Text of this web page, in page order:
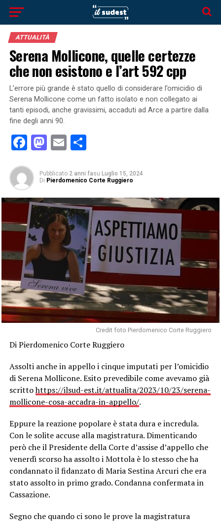
ATTUALITÀ
Serena Mollicone, quelle certezze
che non esistono e l’art 592 cpp
L’errore più grande è stato quello di considerare l’omicidio di
Serena Mollicone come un fatto isolato e non collegato ai
tanti episodi, anche gravissimi, accaduti ad Arce a partire dalla
fine degli anni 90.
Facebook
Mastodon
EmailCondividi
Pubblicato 2 anni fasu Luglio 15, 2024
Di Pierdomenico Corte Ruggiero
Credit foto Pierdomenico Corte Ruggiero
Di Pierdomenico Corte Ruggiero
Assolti anche in appello i cinque imputati per l’omicidio
di Serena Mollicone. Esito prevedibile come avevamo già
scrittohttps://ilsud-est.it/attualita/2023/10/23/serena-
mollicone-cosa-accadra-in-appello/.
Eppure la reazione popolare è stata dura e incredula.
Con le solite accuse alla magistratura. Dimenticando
però che il Presidente della Corte d’assise d’appello che
venerdì scorso ha assolto i Mottola è lo stesso che ha
condannato il fidanzato di Maria Sestina Arcuri che era
stato assolto in primo grado. Condanna confermata in
Cassazione.
Segno che quando ci sono le prove la magistratura